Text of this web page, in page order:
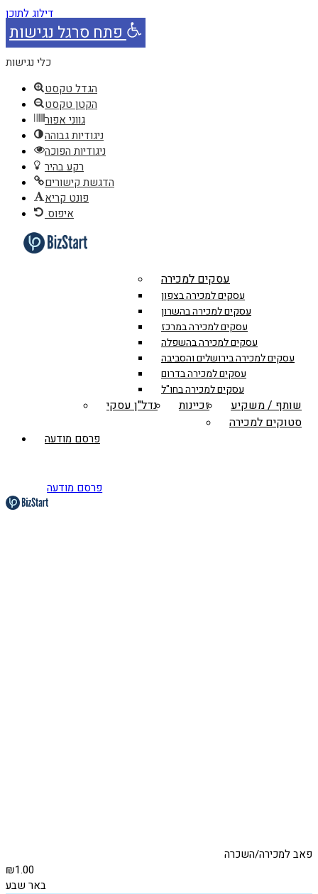
דילוג לתוכן
פתח סרגל נגישות
כלי נגישות
הגדל טקסט
הקטן טקסט
גווני אפור
ניגודיות גבוהה
ניגודיות הפוכה
רקע בהיר
הדגשת קישורים
פונט קריא
איפוס
עסקים למכירה
עסקים למכירה בצפון
עסקים למכירה בהשרון
עסקים למכירה במרכז
עסקים למכירה בהשפלה
עסקים למכירה בירושלים והסביבה
עסקים למכירה בדרום
עסקים למכירה בחו"ל
שותף / משקיע זכיינות
נדל"ן עסקי
סטוקים למכירה
פרסם מודעה
פרסם מודעה
פאב למכירה/השכרה
₪1.00
באר שבע